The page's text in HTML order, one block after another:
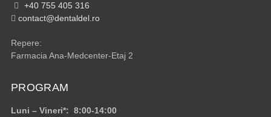
+40 755 405 316
contact@dentaldel.ro
Repere:
Farmacia Ana-Medcenter-Etaj 2
PROGRAM
Luni – Vineri*: 8:00-14:00